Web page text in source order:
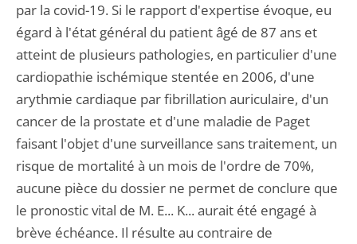
par la covid-19. Si le rapport d'expertise évoque, eu
égard à l'état général du patient âgé de 87 ans et
atteint de plusieurs pathologies, en particulier d'une
cardiopathie ischémique stentée en 2006, d'une
arythmie cardiaque par fibrillation auriculaire, d'un
cancer de la prostate et d'une maladie de Paget
faisant l'objet d'une surveillance sans traitement, un
risque de mortalité à un mois de l'ordre de 70%,
aucune pièce du dossier ne permet de conclure que
le pronostic vital de M. E... K... aurait été engagé à
brève échéance. Il résulte au contraire de